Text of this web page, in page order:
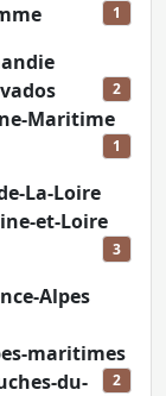
1
2
Maritime
1
La-Loire
et-Loire
3
Alpes
maritimes
2
du-